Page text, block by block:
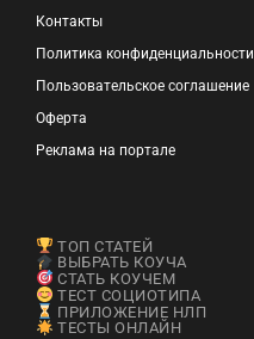
Контакты
Политика конфиденциальности
Пользовательское соглашение
Оферта
Реклама на портале
ТОП СТАТЕЙ
ВЫБРАТЬ КОУЧА
СТАТЬ КОУЧЕМ
ТЕСТ СОЦИОТИПА
ПРИЛОЖЕНИЕ НЛП
ТЕСТЫ ОНЛАЙН